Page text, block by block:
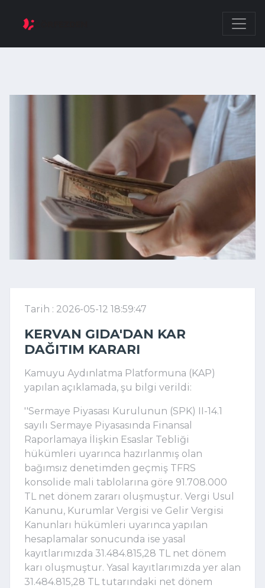
Tarih : 2026-05-12 18:59:47
KERVAN GIDA'DAN KAR
DAĞITIM KARARI
Kamuyu Aydınlatma Platformuna (KAP)
yapılan açıklamada, şu bilgi verildi:
''Sermaye Piyasası Kurulunun (SPK) II-14.1
sayılı Sermaye Piyasasında Finansal
Raporlamaya İlişkin Esaslar Tebliği
hükümleri uyarınca hazırlanmış olan
bağımsız denetimden geçmiş TFRS
konsolide mali tablolarına göre 91.708.000
TL net dönem zararı oluşmuştur. Vergi Usul
Kanunu, Kurumlar Vergisi ve Gelir Vergisi
Kanunları hükümleri uyarınca yapılan
hesaplamalar sonucunda ise yasal
kayıtlarımızda 31.484.815,28 TL net dönem
karı oluşmuştur. Yasal kayıtlarımızda yer alan
31.484.815,28 TL tutarındaki net dönem